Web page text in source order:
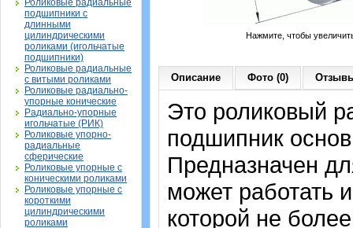
Роликовые радиальные
подшипники с
длинными
цилиндрическими
роликами (игольчатые
подшипники)
Роликовые радиальные
с витыми роликами
Роликовые радиально-
упорные конические
Радиально-упорные
игольчатые (РИК)
Роликовые упорно-
радиальные
сферические
Роликовые упорные с
коническими роликами
Роликовые упорные с
короткими
цилиндрическими
роликами
Нажмите, чтобы
Описание Фото (0)
Это роликовый
подшипник
Предназначен
может работать
которой не